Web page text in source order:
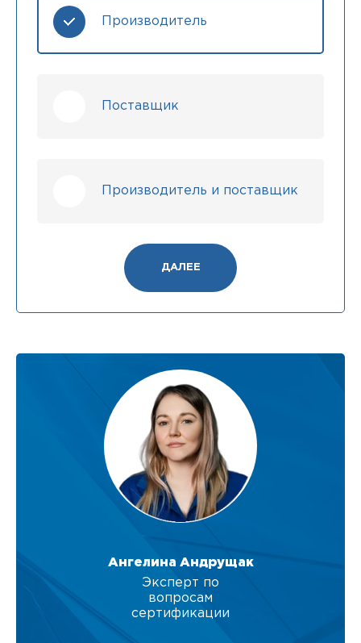
Производитель
Поставщик
Производитель и поставщик
ДАЛЕЕ
Ангелина Андрущак
Эксперт по
вопросам
сертификации